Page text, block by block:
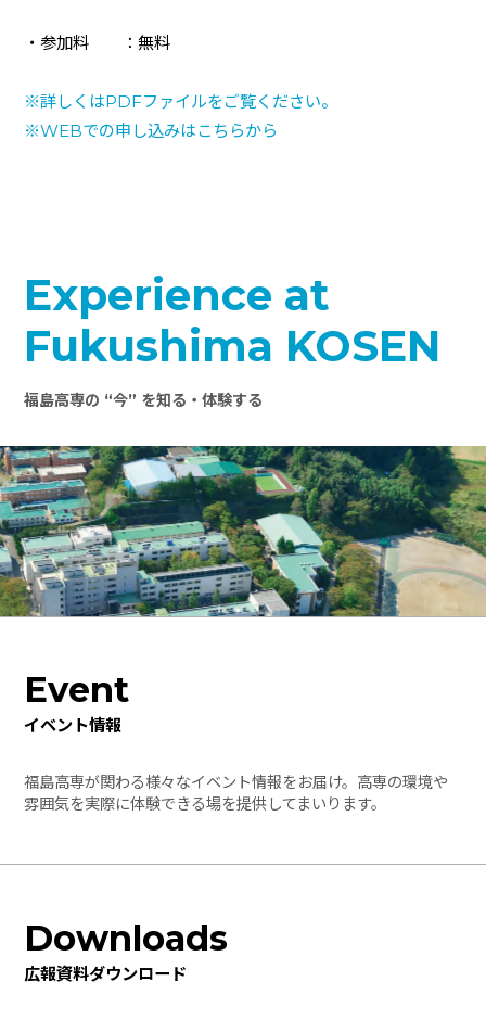
・参加料 ：無料
※詳しくはPDFファイルをご覧ください。
※WEBでの申し込みはこちらから
Experience at
Fukushima KOSEN
福島高専の “今” を知る・体験する
Event
イベント情報
福島高専が関わる様々なイベント情報をお届け。高専の環境や
雰囲気を実際に体験できる場を提供してまいります。
Downloads
広報資料ダウンロード